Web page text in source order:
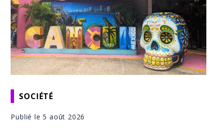
SOCIÉTÉ
Publié le 5 août 2026